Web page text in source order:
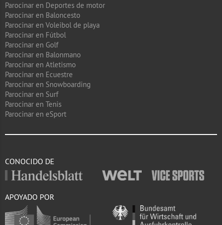
Parocinar en Deportes de motor
Parocinar en Baloncesto
Parocinar en Voleibol de playa
Parocinar en Fútbol
Parocinar en Golf
Parocinar en Balonmano
Parocinar en Atletismo
Parocinar en Ecuestre
Parocinar en Snowboarding
Parocinar en Surf
Parocinar en Tenis
Parocinar en eSport
CONOCIDO DE
APOYADO POR